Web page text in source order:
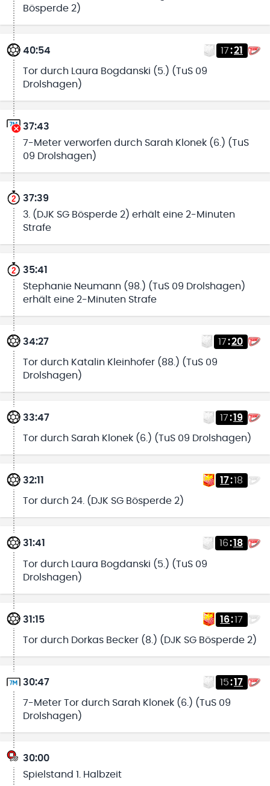
Bösperde 2)
40:54 17:21
Tor durch Laura Bogdanski (5.) (TuS 09
Drolshagen)
37:43
7-Meter verworfen durch Sarah Klonek (6.) (TuS
09 Drolshagen)
37:39
3. (DJK SG Bösperde 2) erhält eine 2-Minuten
Strafe
35:41
Stephanie Neumann (98.) (TuS 09 Drolshagen)
erhält eine 2-Minuten Strafe
34:27 17:20
Tor durch Katalin Kleinhofer (88.) (TuS 09
Drolshagen)
33:47 17:19
Tor durch Sarah Klonek (6.) (TuS 09 Drolshagen)
32:11 17:18
Tor durch 24. (DJK SG Bösperde 2)
31:41 16:18
Tor durch Laura Bogdanski (5.) (TuS 09
Drolshagen)
31:15 16:17
Tor durch Dorkas Becker (8.) (DJK SG Bösperde 2)
30:47 15:17
7-Meter Tor durch Sarah Klonek (6.) (TuS 09
Drolshagen)
30:00
Spielstand 1. Halbzeit